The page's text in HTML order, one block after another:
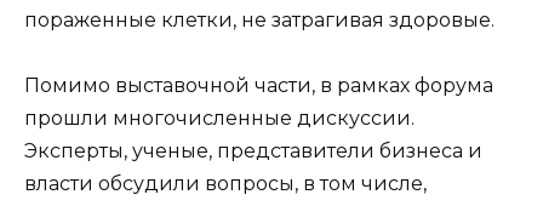
пораженные клетки, не затрагивая здоровые.
Помимо выставочной части, в рамках форума
прошли многочисленные дискуссии.
Эксперты, ученые, представители бизнеса и
власти обсудили вопросы, в том числе,